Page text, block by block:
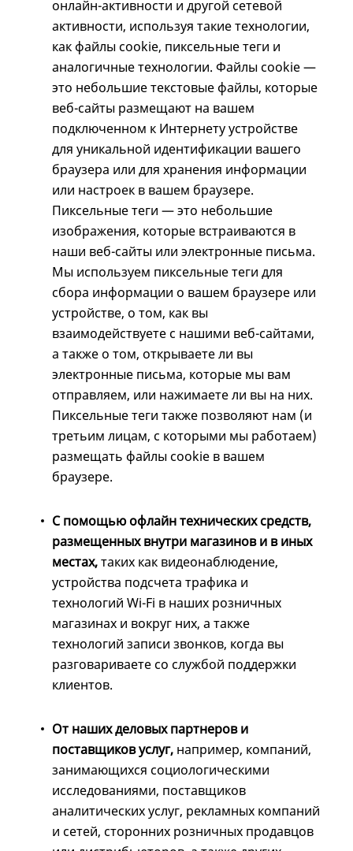
онлайн-активности и другой сетевой
активности, используя такие технологии,
как файлы cookie, пиксельные теги и
аналогичные технологии. Файлы cookie —
это небольшие текстовые файлы, которые
веб-сайты размещают на вашем
подключенном к Интернету устройстве
для уникальной идентификации вашего
браузера или для хранения информации
или настроек в вашем браузере.
Пиксельные теги — это небольшие
изображения, которые встраиваются в
наши веб-сайты или электронные письма.
Мы используем пиксельные теги для
сбора информации о вашем браузере или
устройстве, о том, как вы
взаимодействуете с нашими веб-сайтами,
а также о том, открываете ли вы
электронные письма, которые мы вам
отправляем, или нажимаете ли вы на них.
Пиксельные теги также позволяют нам (и
третьим лицам, с которыми мы работаем)
размещать файлы cookie в вашем
браузере.
С помощью офлайн технических средств,
размещенных внутри магазинов и в иных
местах,таких как видеонаблюдение,
устройства подсчета трафика и
технологий Wi-Fi в наших розничных
магазинах и вокруг них, а также
технологий записи звонков, когда вы
разговариваете со службой поддержки
клиентов.
От наших деловых партнеров и
поставщиков услуг, например, компаний,
занимающихся социологическими
исследованиями, поставщиков
аналитических услуг, рекламных компаний
и сетей, сторонних розничных продавцов